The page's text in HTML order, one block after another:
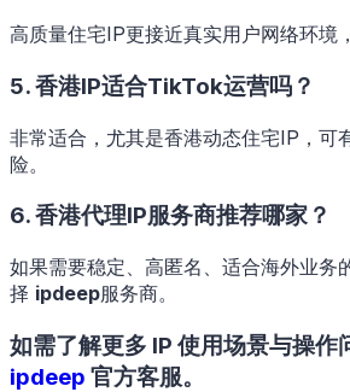
高质量住宅IP更接近真实用户网络环境
5. 香港IP适合TikTok运营吗？
非常适合，尤其是香港动态住宅IP，可
险。
6. 香港代理IP服务商推荐哪家？
如果需要稳定、高匿名、适合海外业务
择 ipdeep服务商。
如需了解更多 IP 使用场景与操作
ipdeep 官方客服。